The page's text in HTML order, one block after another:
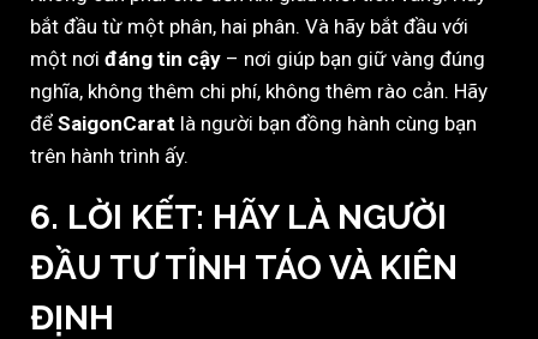
bắt đầu từ một phân, hai phân. Và hãy bắt đầu với
một nơi đáng tin cậy – nơi giúp bạn giữ vàng đúng
nghĩa, không thêm chi phí, không thêm rào cản. Hãy
để SaigonCarat là người bạn đồng hành cùng bạn
trên hành trình ấy.
6. LỜI KẾT: HÃY LÀ NGƯỜI
ĐẦU TƯ TỈNH TÁO VÀ KIÊN
ĐỊNH